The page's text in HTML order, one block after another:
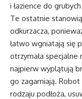
i łazience do
Te ostatnie
odkurzacza,
łatwo wgniatają się
otrzymała
najpierw wyplątują
go zagarniają.
rodzaju podłoża,